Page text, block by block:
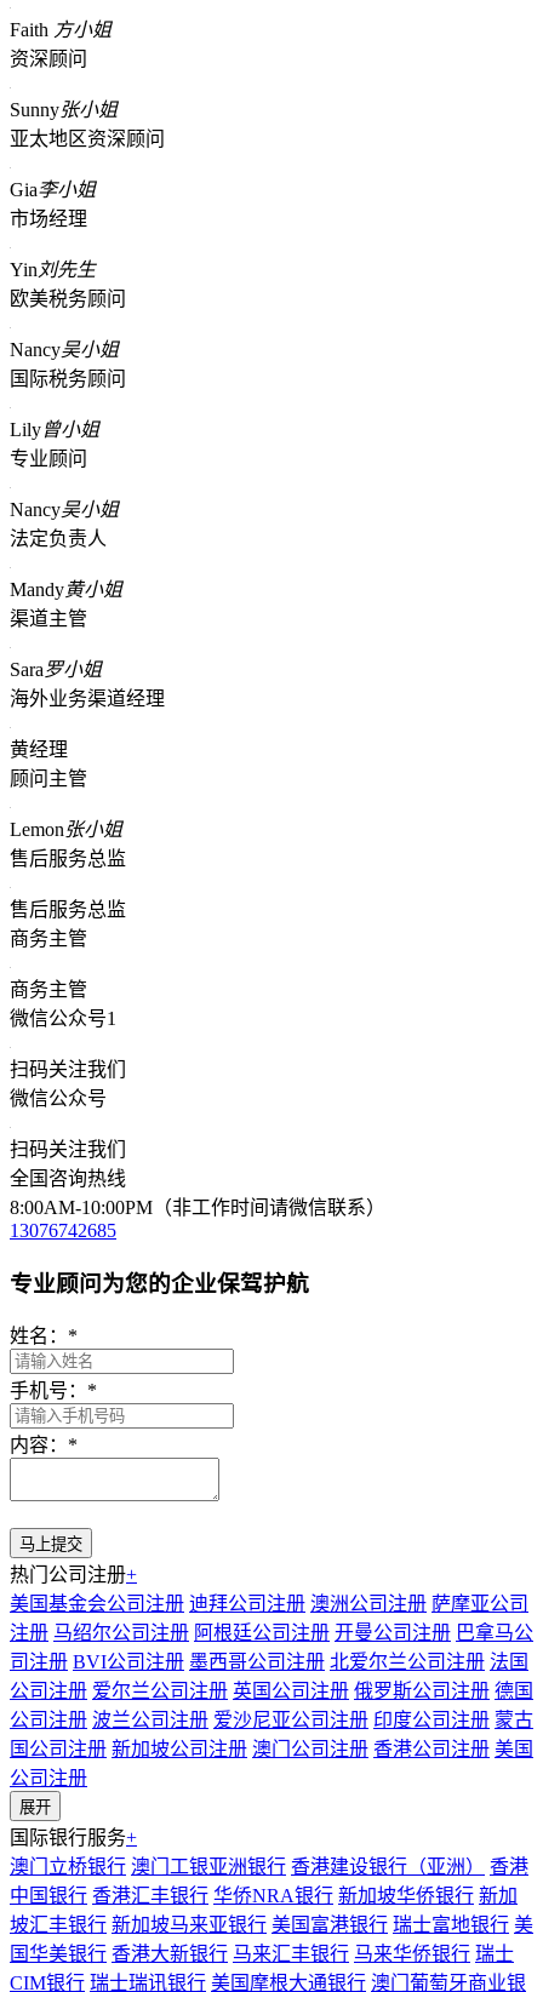
Faith 方小姐
资深顾问
Sunny张小姐
亚太地区资深顾问
Gia李小姐
市场经理
Yin 刘先生
欧美税务顾问
Nancy吴小姐
国际税务顾问
Lily曾小姐
专业顾问
Nancy吴小姐
法定负责人
Mandy黄小姐
渠道主管
Sara罗小姐
海外业务渠道经理
黄经理
顾问主管
Lemon张小姐
售后服务总监
售后服务总监
商务主管
商务主管
微信公众号1
扫码关注我们
微信公众号
扫码关注我们
全国咨询热线
8:00AM-10:00PM（非工作时间请微信联系）
13076742685
专业顾问为您的企业保驾护航
姓名： *
手机号： *
内容： *
热门公司注册+
美国基金会公司注册 迪拜公司注册 澳洲公司注册 萨摩亚公司
注册 马绍尔公司注册 阿根廷公司注册 开曼公司注册 巴拿马公
司注册 BVI公司注册 墨西哥公司注册 北爱尔兰公司注册 法国
公司注册 爱尔兰公司注册 英国公司注册 俄罗斯公司注册 德国
公司注册 波兰公司注册 爱沙尼亚公司注册 印度公司注册 蒙古
国公司注册 新加坡公司注册 澳门公司注册 香港公司注册 美国
公司注册
展开
国际银行服务+
澳门立桥银行 澳门工银亚洲银行 香港建设银行（亚洲）
香港
中国银行 香港汇丰银行 华侨NRA银行 新加坡华侨银行 新加
坡汇丰银行 新加坡马来亚银行 美国富港银行 瑞士富地银行 美
国华美银行 香港大新银行 马来汇丰银行 马来华侨银行 瑞士
CIM银行 瑞士瑞讯银行 美国摩根大通银行 澳门葡萄牙商业银